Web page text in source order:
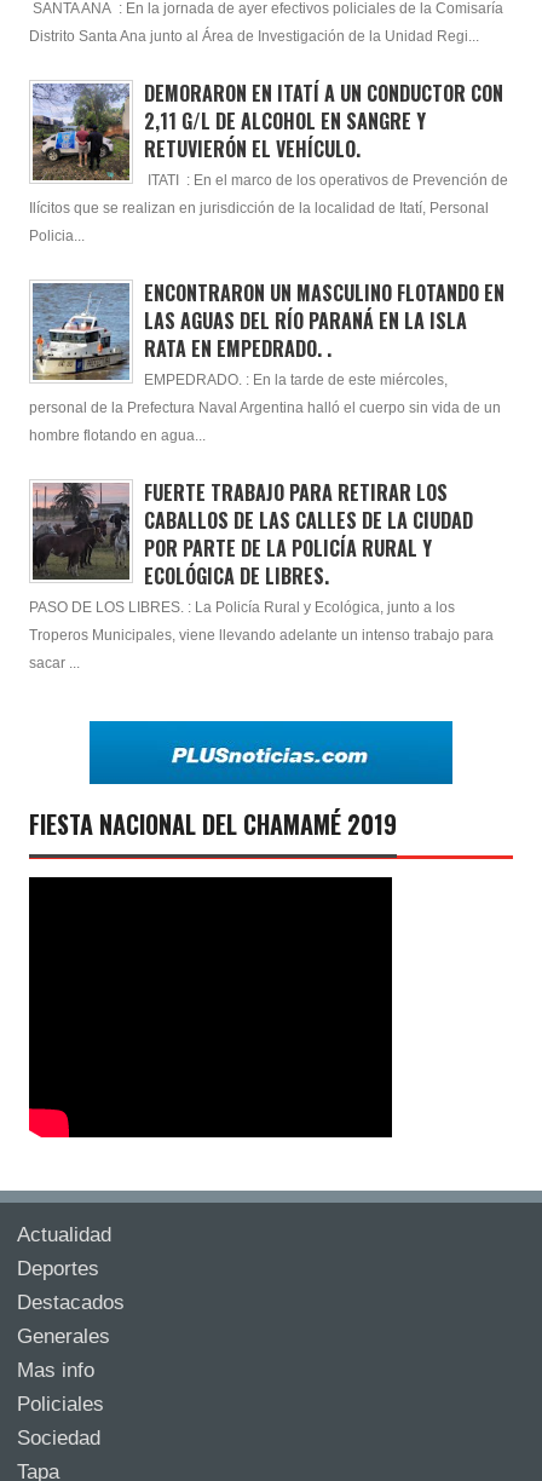
SANTA ANA : En la jornada de ayer efectivos policiales de la Comisaría
Distrito Santa Ana junto al Área de Investigación de la Unidad Regi...
DEMORARON EN ITATÍ A UN CONDUCTOR CON
2,11 G/L DE ALCOHOL EN SANGRE Y
RETUVIERÓN EL VEHÍCULO.
ITATI : En el marco de los operativos de Prevención de
Ilícitos que se realizan en jurisdicción de la localidad de Itatí, Personal
Policia...
ENCONTRARON UN MASCULINO FLOTANDO EN
LAS AGUAS DEL RÍO PARANÁ EN LA ISLA
RATA EN EMPEDRADO. .
EMPEDRADO. : En la tarde de este miércoles,
personal de la Prefectura Naval Argentina halló el cuerpo sin vida de un
hombre flotando en agua...
FUERTE TRABAJO PARA RETIRAR LOS
CABALLOS DE LAS CALLES DE LA CIUDAD
POR PARTE DE LA POLICÍA RURAL Y
ECOLÓGICA DE LIBRES.
PASO DE LOS LIBRES. : La Policía Rural y Ecológica, junto a los
Troperos Municipales, viene llevando adelante un intenso trabajo para
sacar ...
FIESTA NACIONAL DEL CHAMAMÉ 2019
Actualidad
Deportes
Destacados
Generales
Mas info
Policiales
Sociedad
Tapa